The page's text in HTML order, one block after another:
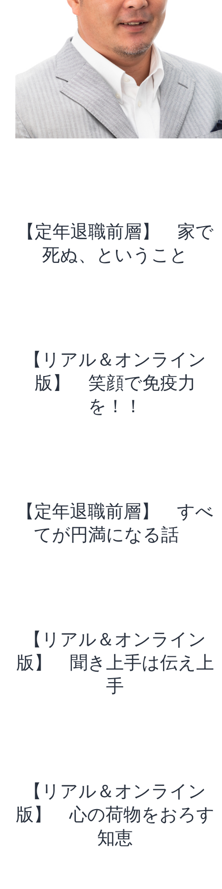
【定年退職前層】 家で
死ぬ、ということ
【リアル＆オンライン
版】 笑顔で免疫力
を！！
【定年退職前層】 すべ
てが円満になる話
【リアル＆オンライン
版】 聞き上手は伝え上
手
【リアル＆オンライン
版】 心の荷物をおろす
知恵